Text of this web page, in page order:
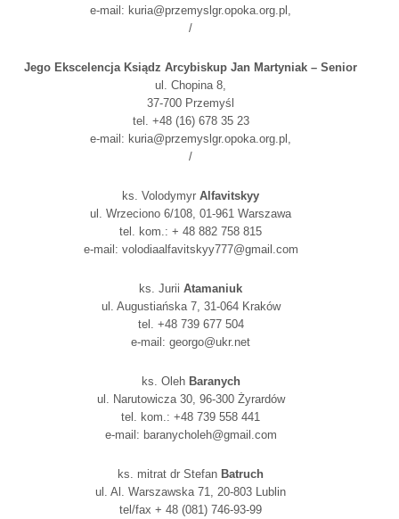
e-mail: kuria@przemyslgr.opoka.org.pl,
/
Jego Ekscelencja Ksiądz Arcybiskup Jan Martyniak – Senior
ul. Chopina 8,
37-700 Przemyśl
tel. +48 (16) 678 35 23
e-mail: kuria@przemyslgr.opoka.org.pl,
/
ks. Volodymyr Alfavitskyy
ul. Wrzeciono 6/108, 01-961 Warszawa
tel. kom.: + 48 882 758 815
e-mail: volodiaalfavitskyy777@gmail.com
ks. Jurii Atamaniuk
ul. Augustiańska 7, 31-064 Kraków
tel. +48 739 677 504
e-mail: georgo@ukr.net
ks. Oleh Baranych
ul. Narutowicza 30, 96-300 Żyrardów
tel. kom.: +48 739 558 441
e-mail: baranycholeh@gmail.com
ks. mitrat dr Stefan Batruch
ul. Al. Warszawska 71, 20-803 Lublin
tel/fax + 48 (081) 746-93-99